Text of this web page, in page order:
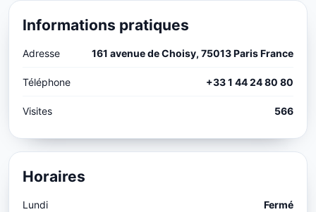
Informations pratiques
Adresse 161 avenue de Choisy, 75013 Paris France
Téléphone +33 1 44 24 80 80
Visites 566
Horaires
Lundi Fermé